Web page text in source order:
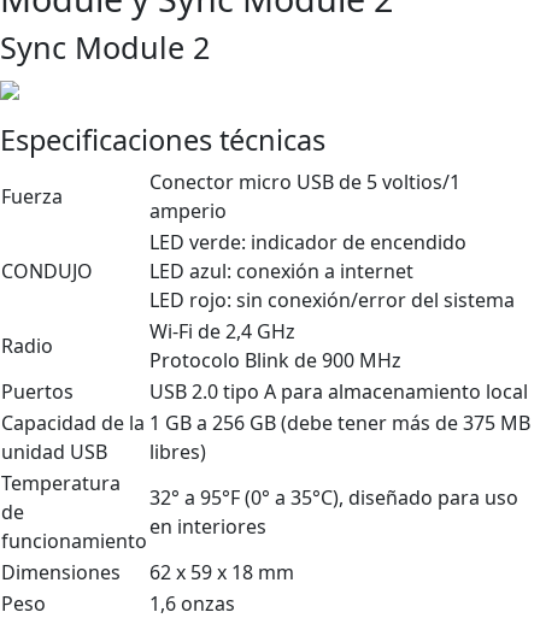
Sync Module 2
Especificaciones técnicas
Fuerza
Conector micro USB de 5 voltios/1
amperio
CONDUJO
LED verde: indicador de encendido
LED azul: conexión a internet
LED rojo: sin conexión/error del sistema
Radio
Wi-Fi de 2,4 GHz
Protocolo Blink de 900 MHz
Puertos
USB 2.0 tipo A para almacenamiento local
Capacidad de la
unidad USB
1 GB a 256 GB (debe tener más de 375 MB
libres)
Temperatura
de
funcionamiento
32° a 95°F (0° a 35°C), diseñado para uso
en interiores
Dimensiones
62 x 59 x 18 mm
Peso
1,6 onzas